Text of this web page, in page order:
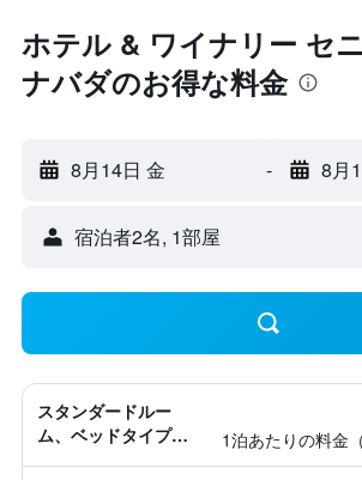
ホテル & ワイナリー セ
ナバダのお得な料金
8月14日 金 - 8月
宿泊者2名, 1​部屋
スタンダードルー
ム、ベッドタイプ情
1泊あたりの料金